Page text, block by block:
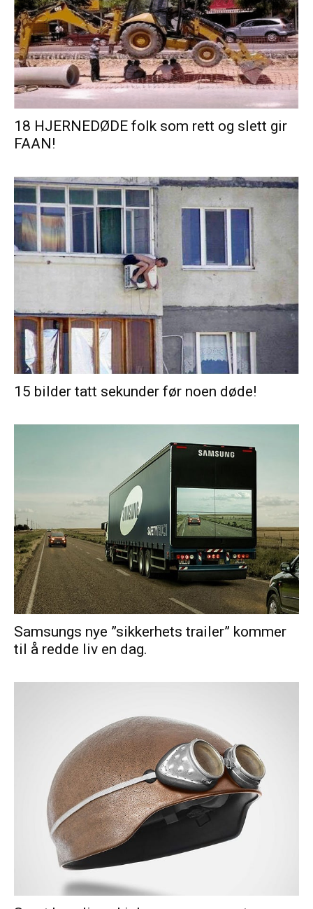
18 HJERNEDØDE folk som rett og slett gir
FAAN!
15 bilder tatt sekunder før noen døde!
Samsungs nye ”sikkerhets trailer” kommer
til å redde liv en dag.